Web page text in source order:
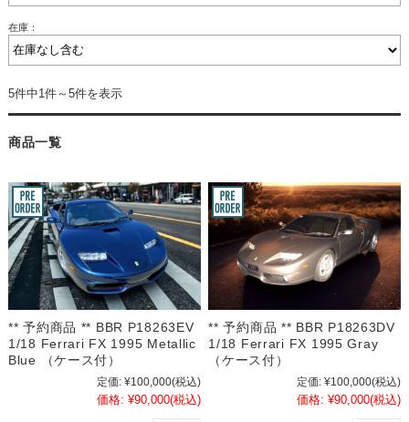
在庫：
5件中1件～5件を表示
商品一覧
** 予約商品 ** BBR P18263EV
1/18 Ferrari FX 1995 Metallic
Blue （ケース付）
定価: ¥100,000(税込)
価格: ¥90,000(税込)
** 予約商品 ** BBR P18263DV
1/18 Ferrari FX 1995 Gray
（ケース付）
定価: ¥100,000(税込)
価格: ¥90,000(税込)